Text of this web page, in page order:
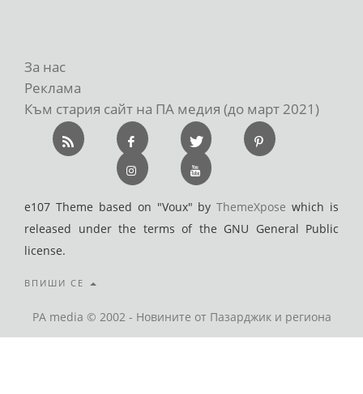
За нас
Реклама
Към стария сайт на ПА медия (до март 2021)
e107 Theme based on "Voux" byThemeXpose which is
released under the terms of the GNU General Public
license.
ВПИШИ СЕ
PA media © 2002 - Новините от Пазарджик и региона